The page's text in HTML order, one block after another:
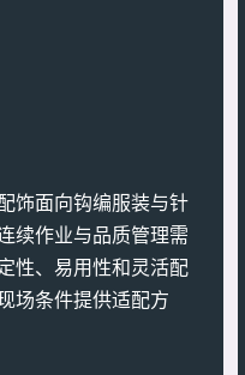
饰面向钩编服装与针
续作业与品质管理需
性、易用性和灵活配
场条件提供适配方